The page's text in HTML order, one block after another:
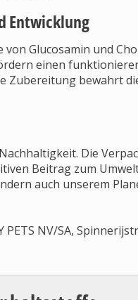
Entwicklung
Glucosamin und
einen
Zubereitung bewahrt
Die
Beitrag zum
auch unserem
PETS NV/SA,